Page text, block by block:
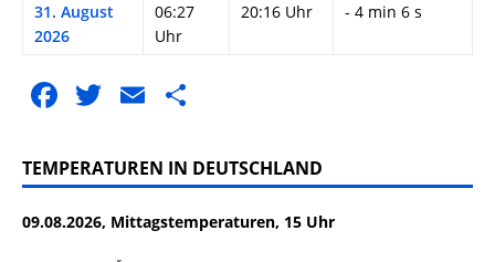
31. August
2026
06:27
Uhr
20:16 Uhr - 4 min 6 s
F
c
e
b
T
it
te
r
E
ai
l
le
n
TEMPERATUREN IN DEUTSCHLAND
09.08.2026, Mittagstemperaturen, 15 Uhr